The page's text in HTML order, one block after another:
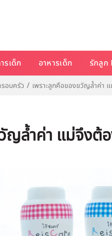
เด็ก อาหารเด็ก รักลูก
อบครัว
เพราะลูกคือของขวัญล้ำค่า
ญล้ำค่า แม่จึง